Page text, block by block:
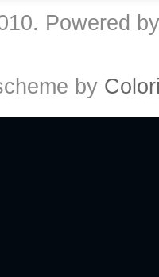
fais un petit après
Powered
by